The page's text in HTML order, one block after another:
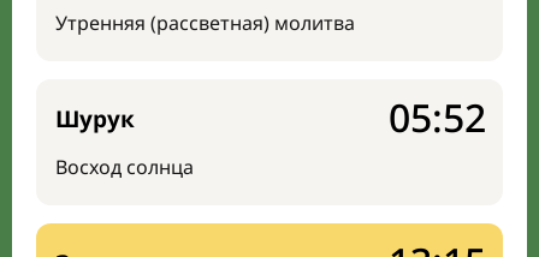
Утренняя (рассветная) молитва
Шурук
Восход солнца
05:52